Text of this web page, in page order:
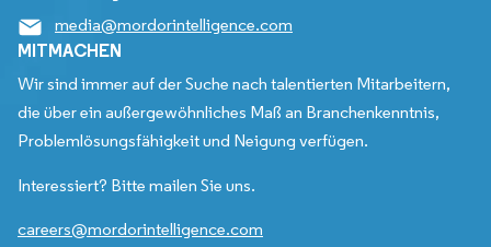
media@mordorintelligence.com
MITMACHEN
Wir sind immer auf der Suche nach talentierten Mitarbeitern,
die über ein außergewöhnliches Maß an Branchenkenntnis,
Problemlösungsfähigkeit und Neigung verfügen.
Interessiert? Bitte mailen Sie uns.
careers@mordorintelligence.com